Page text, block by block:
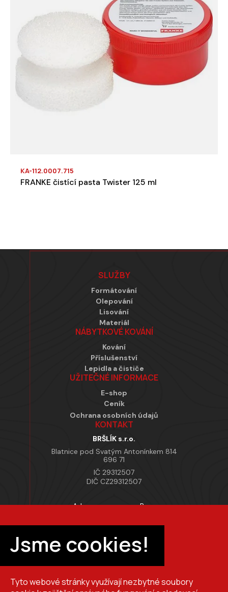
Jsme cookies!
Tyto webové stránky využívají nezbytné soubory
KA-112.0007.715
FRANKE čistící pasta Twister 125 ml
Zápatí
SLUŽBY
Formátování
Olepování
Lisování
Materiál
NÁBYTKOVÉ KOVÁNÍ
Kování
Příslušenství
Lepidla a čističe
UŽITEČNÉ INFORMACE
E-shop
Ceník
Ochrana osobních údajů
KONTAKT
BRŠLÍK s.r.o.
Blatnice pod Svatým Antonínkem 814
696 71
IČ 29312507
DIČ CZ29312507
Adresa provozovny Brno
Pracovní doba
Po–Pá 7:00 – 15:30